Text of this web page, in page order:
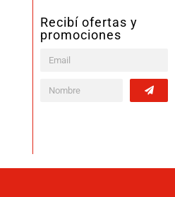
Recibí ofertas y
promociones